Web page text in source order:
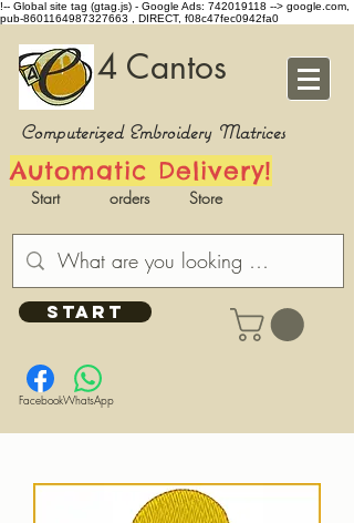
!-- Global site tag (gtag.js) - Google Ads: 742019118 --> google.com,
pub-8601164987327663 , DIRECT, f08c47fec0942fa0
4 Cantos
Computerized Embroidery Matrices
Automatic Delivery!
Start orders Store
START
FacebookWhatsApp